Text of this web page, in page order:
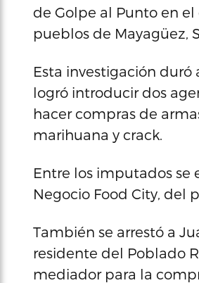
de Golpe al Punto en
pueblos de Mayagüez,
Esta investigación
logró introducir dos
hacer compras de
marihuana y crack.
Entre los imputados se
Negocio Food City, del
También se arrestó a
residente del Poblado
mediador para la